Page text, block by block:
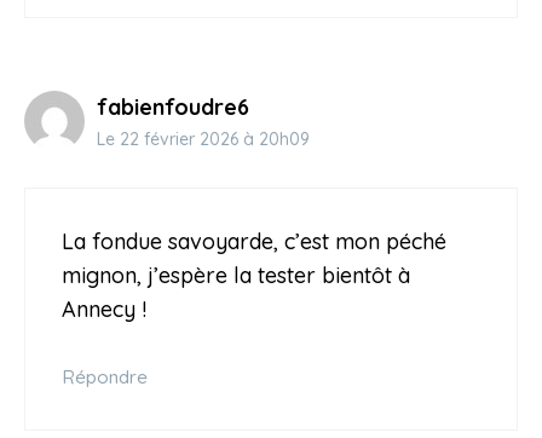
fabienfoudre6
Le 22 février 2026 à 20h09
La fondue savoyarde, c’est mon péché
mignon, j’espère la tester bientôt à
Annecy !
Répondre